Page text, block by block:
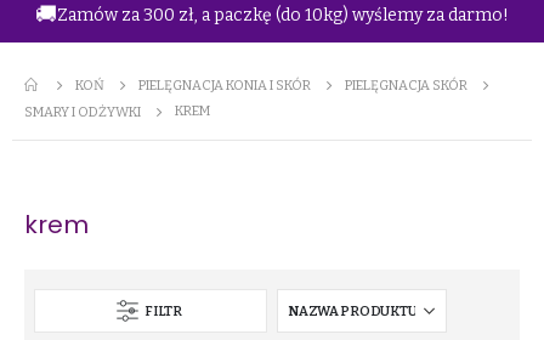
🚚Zamów za 300 zł, a paczkę (do 10kg) wyślemy za darmo!
KOŃ PIELĘGNACJA KONIA I SKÓR
PIELĘGNACJA SKÓR
SMARY I ODŻYWKI
KREM
krem
FILTR